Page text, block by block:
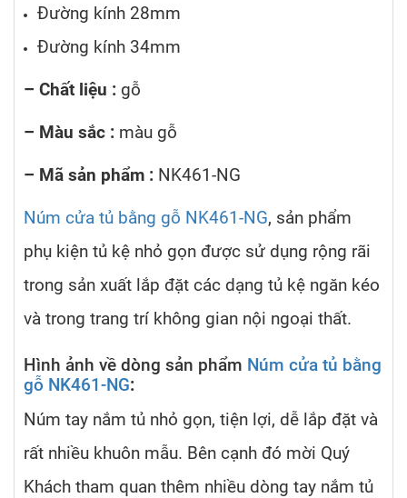
Đường kính 28mm
Đường kính 34mm
– Chất liệu : gỗ
– Màu sắc : màu gỗ
– Mã sản phẩm : NK461-NG
Núm cửa tủ bằng gỗ NK461-NG, sản phẩm
phụ kiện tủ kệ nhỏ gọn được sử dụng rộng rãi
trong sản xuất lắp đặt các dạng tủ kệ ngăn kéo
và trong trang trí không gian nội ngoại thất.
Hình ảnh về dòng sản phẩm Núm cửa tủ bằng
gỗ NK461-NG:
Núm tay nắm tủ nhỏ gọn, tiện lợi, dễ lắp đặt và
rất nhiều khuôn mẫu. Bên cạnh đó mời Quý
Khách tham quan thêm nhiều dòng tay nắm tủ